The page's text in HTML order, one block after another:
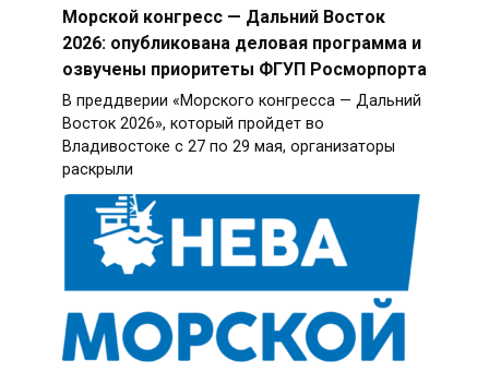
Морской конгресс — Дальний Восток
2026: опубликована деловая программа и
озвучены приоритеты ФГУП Росморпорта
В преддверии «Морского конгресса — Дальний
Восток 2026», который пройдет во
Владивостоке с 27 по 29 мая, организаторы
раскрыли